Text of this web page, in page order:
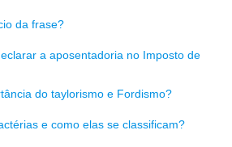
da frase?
a aposentadoria no Imposto de
do taylorismo e Fordismo?
e como elas se classificam?